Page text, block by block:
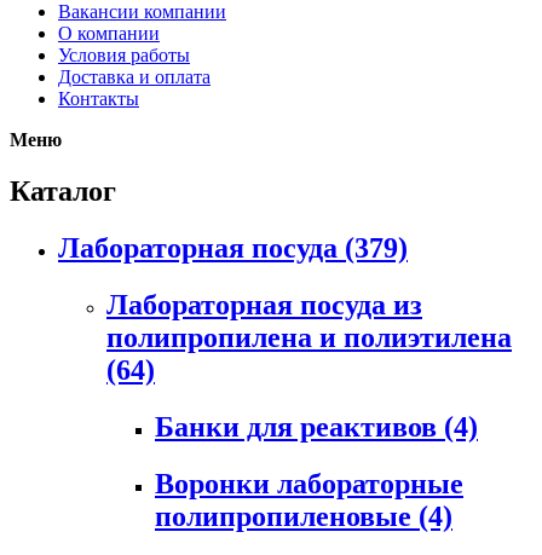
Вакансии компании
О компании
Условия работы
Доставка и оплата
Контакты
Меню
Каталог
Лабораторная посуда (379)
Лабораторная посуда из
полипропилена и полиэтилена
(64)
Банки для реактивов (4)
Воронки лабораторные
полипропиленовые (4)